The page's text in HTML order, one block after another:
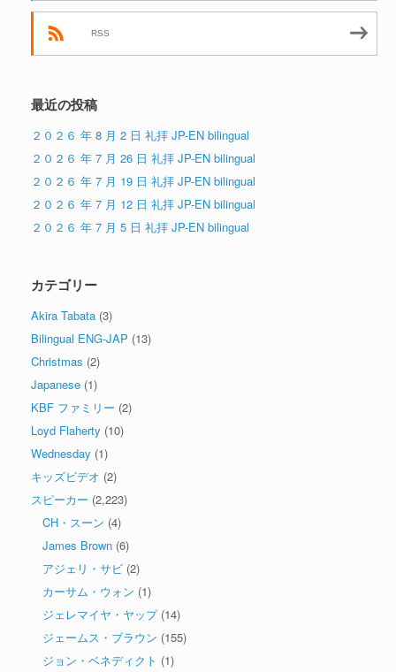
RSS
最近の投稿
２０２６ 年 8 月 2 日 礼拝 JP-EN bilingual
２０２６ 年 7 月 26 日 礼拝 JP-EN bilingual
２０２６ 年 7 月 19 日 礼拝 JP-EN bilingual
２０２６ 年 7 月 12 日 礼拝 JP-EN bilingual
２０２６ 年 7 月 5 日 礼拝 JP-EN bilingual
カテゴリー
Akira Tabata (3)
Bilingual ENG-JAP (13)
Christmas (2)
Japanese (1)
KBF ファミリー (2)
Loyd Flaherty (10)
Wednesday (1)
キッズビデオ (2)
スピーカー (2,223)
CH・スーン (4)
James Brown (6)
アジェリ・サビ (2)
カーサム・ウォン (1)
ジェレマイヤ・ヤップ(14)
ジェームス・ブラウン (155)
ジョン・ベネディクト (1)